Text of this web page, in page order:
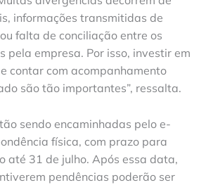
informações transmitidas de
falta de conciliação entre os
pela empresa. Por isso, investir em
contar com acompanhamento
são tão importantes”, ressalta.
sendo encaminhadas pelo e-
física, com prazo para
até 31 de julho. Após essa data,
pendências poderão ser